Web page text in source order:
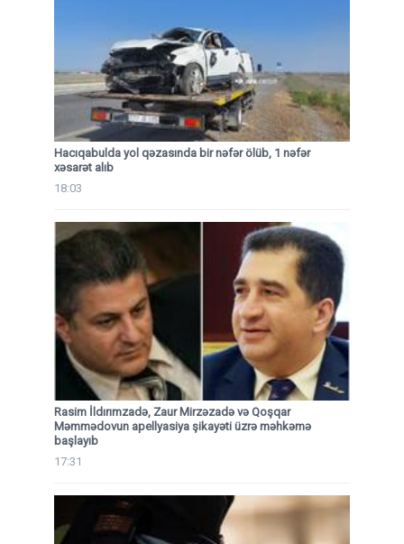
Hacıqabulda yol qəzasında bir nəfər ölüb, 1 nəfər
xəsarət alıb
18:03
Rasim İldırımzadə, Zaur Mirzəzadə və Qoşqar
Məmmədovun apellyasiya şikayəti üzrə məhkəmə
başlayıb
17:31